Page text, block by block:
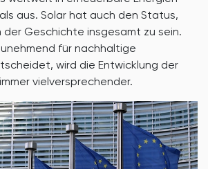
aus. Solar hat auch den Status,
der Geschichte insgesamt zu sein.
für nachhaltige
wird die Entwicklung der
vielversprechender.